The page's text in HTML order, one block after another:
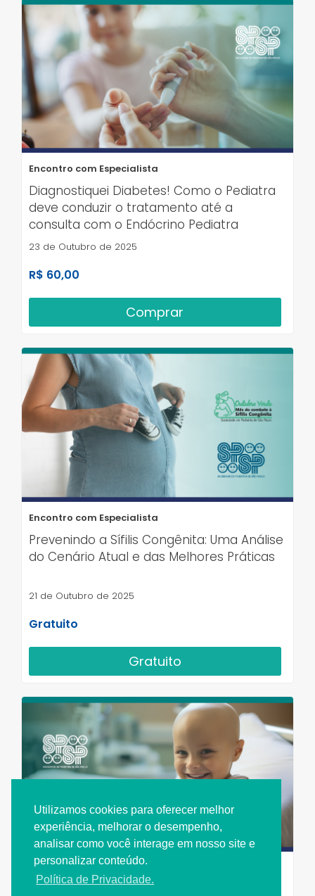
Utilizamos cookies para oferecer melhor
experiência, melhorar o desempenho,
analisar como você interage em nosso site e
personalizar conteúdo.
Política de Privacidade.
Encontro com Especialista
Diagnostiquei Diabetes! Como o Pediatra
deve conduzir o tratamento até a
consulta com o Endócrino Pediatra
23 de Outubro de 2025
R$ 60,00
Comprar
Encontro com Especialista
Prevenindo a Sífilis Congênita: Uma Análise
do Cenário Atual e das Melhores Práticas
21 de Outubro de 2025
Gratuito
Gratuito
Encontro com Especialista
Diagnóstico Precoce e Manejo nas